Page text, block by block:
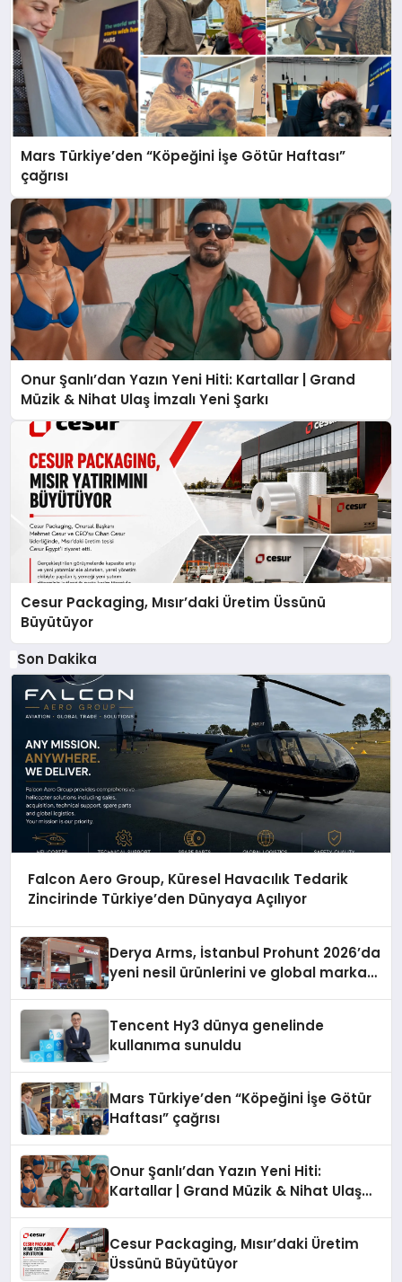
Mars Türkiye’den “Köpeğini İşe Götür Haftası”
çağrısı
Onur Şanlı’dan Yazın Yeni Hiti: Kartallar | Grand
Müzik & Nihat Ulaş İmzalı Yeni Şarkı
Cesur Packaging, Mısır’daki Üretim Üssünü
Büyütüyor
Son Dakika
Falcon Aero Group, Küresel Havacılık Tedarik
Zincirinde Türkiye’den Dünyaya Açılıyor
Derya Arms, İstanbul Prohunt 2026’da
yeni nesil ürünlerini ve global marka
Tencent Hy3 dünya genelinde
kullanıma sunuldu
Mars Türkiye’den “Köpeğini İşe Götür
Haftası” çağrısı
Onur Şanlı’dan Yazın Yeni Hiti:
Kartallar | Grand Müzik & Nihat Ulaş
Cesur Packaging, Mısır’daki Üretim
Üssünü Büyütüyor